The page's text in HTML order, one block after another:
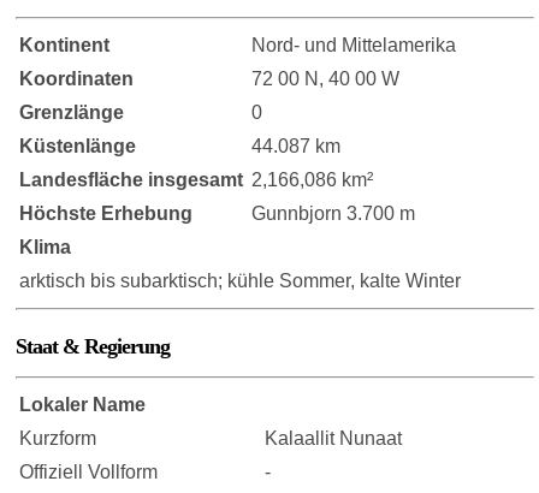
Kontinent
Nord- und Mittelamerika
Koordinaten
72 00 N, 40 00 W
Grenzlänge
0
Küstenlänge
44.087 km
Landesfläche insgesamt 2,166,086 km²
Höchste Erhebung
Gunnbjorn 3.700 m
Klima
arktisch bis subarktisch; kühle Sommer, kalte Winter
Staat & Regierung
Lokaler Name
Kurzform
Kalaallit Nunaat
Offiziell Vollform
-